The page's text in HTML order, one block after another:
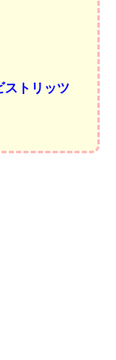
ストリッツ